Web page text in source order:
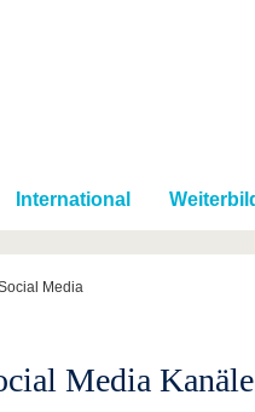
International
Media
Media